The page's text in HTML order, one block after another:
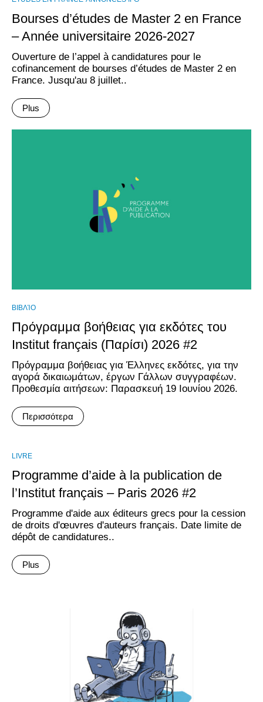
Bourses d’études de Master 2 en France
– Année universitaire 2026-2027
Ouverture de l’appel à candidatures pour le
cofinancement de bourses d’études de Master 2 en
France. Jusqu'au 8 juillet..
Plus
ΒΙΒΛΊΟ
Πρόγραμμα βοήθειας για εκδότες του
Institut français (Παρίσι) 2026 #2
Πρόγραμμα βοήθειας για Έλληνες εκδότες, για την
αγορά δικαιωμάτων, έργων Γάλλων συγγραφέων.
Προθεσμία αιτήσεων: Παρασκευή 19 Ιουνίου 2026.
Περισσότερα
LIVRE
Programme d’aide à la publication de
l’Institut français – Paris 2026 #2
Programme d'aide aux éditeurs grecs pour la cession
de droits d'œuvres d'auteurs français. Date limite de
dépôt de candidatures..
Plus